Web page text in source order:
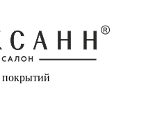
покрытий